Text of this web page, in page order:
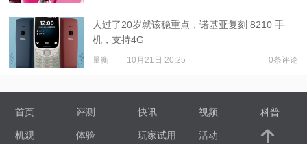
人过了20岁就该稳重点，诺基亚复刻 8210 手
机，支持4G
量衡 10月21日 20:25 0条评论
首页 评测 快讯 视频 科普
机观 体验 玩家试用 活动